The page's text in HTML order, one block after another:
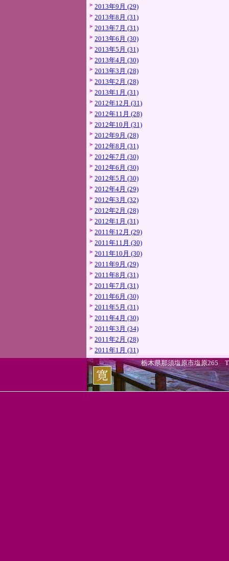
2013年9月 (29)
2013年8月 (31)
2013年7月 (31)
2013年6月 (30)
2013年5月 (31)
2013年4月 (30)
2013年3月 (28)
2013年2月 (28)
2013年1月 (31)
2012年12月 (31)
2012年11月 (28)
2012年10月 (31)
2012年9月 (28)
2012年8月 (31)
2012年7月 (30)
2012年6月 (30)
2012年5月 (30)
2012年4月 (29)
2012年3月 (32)
2012年2月 (28)
2012年1月 (31)
2011年12月 (29)
2011年11月 (30)
2011年10月 (30)
2011年9月 (29)
2011年8月 (31)
2011年7月 (31)
2011年6月 (30)
2011年5月 (31)
2011年4月 (30)
2011年3月 (34)
2011年2月 (28)
2011年1月 (31)
栃木県那須塩原市塩原265